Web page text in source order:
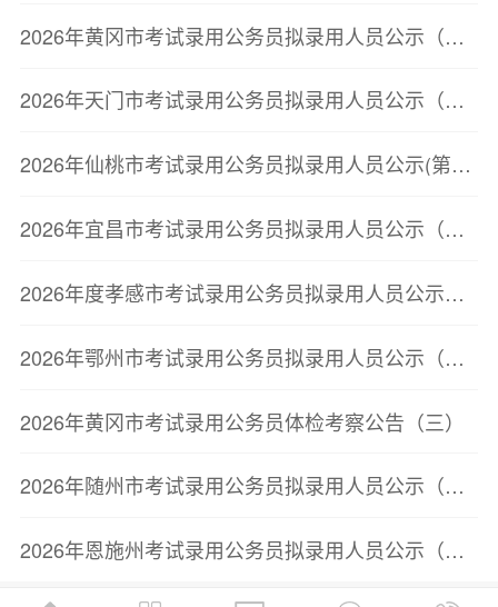
2026年黄冈市考试录用公务员拟录用人员公示（第三批）
2026年天门市考试录用公务员拟录用人员公示（第二批）
2026年仙桃市考试录用公务员拟录用人员公示(第二批)
2026年宜昌市考试录用公务员拟录用人员公示（第二批）
2026年度孝感市考试录用公务员拟录用人员公示（第二批）
2026年鄂州市考试录用公务员拟录用人员公示（第三批）
2026年黄冈市考试录用公务员体检考察公告（三）
2026年随州市考试录用公务员拟录用人员公示（第三批）
2026年恩施州考试录用公务员拟录用人员公示（第二批）